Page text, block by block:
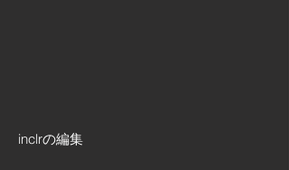
inclrの編集